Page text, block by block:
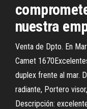
nuestra
Venta de Dpto. En
Camet
duplex frente al mar.
radiante, Portero
Descripción: